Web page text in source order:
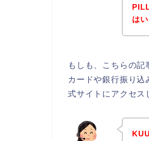
は
もしも、こちらの
カードや銀行振り
式サイトにアクセス